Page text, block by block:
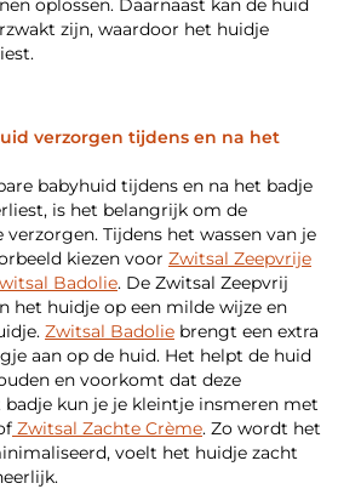
oplossen. Daarnaast kan de huid
zijn, waardoor het huidje
verzorgen tijdens en na het
babyhuid tijdens en na het badje
is het belangrijk om de
Tijdens het wassen van je
kiezen voor Zwitsal Zeepvrije
Badolie. De Zwitsal Zeepvrij
het huidje op een milde wijze en
Zwitsal Badolie brengt een extra
aan op de huid. Het helpt de huid
en voorkomt dat deze
kun je je kleintje insmeren met
Zwitsal Zachte Crème. Zo wordt het
voelt het huidje zacht